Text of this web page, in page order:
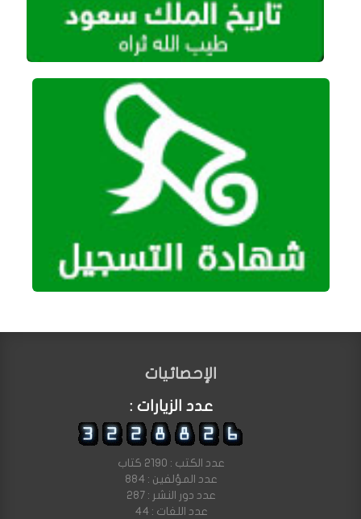
الإحصائيات
عدد الزيارات :
عدد الكتب : 2190 كتاب
عدد المؤلفين : 884
عدد دور النشر : 287
عدد اللغات : 44